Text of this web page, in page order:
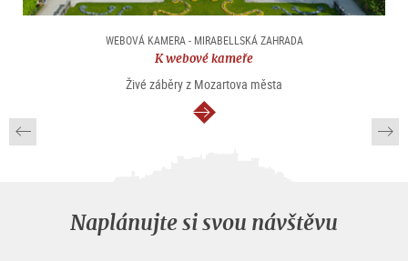
WEBOVÁ KAMERA - MIRABELLSKÁ ZAHRADA
K webové kameře
Živé záběry z Mozartova města
continue
Naplánujte si svou návštěvu